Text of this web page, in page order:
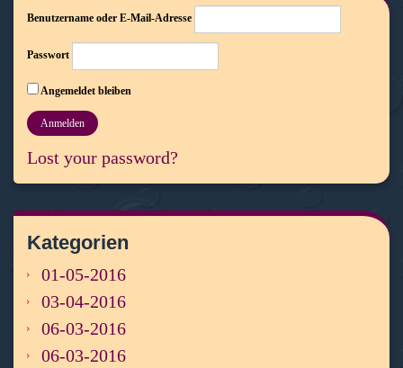
Benutzername oder E-Mail-Adresse
Passwort
Angemeldet bleiben
Lost your password?
Kategorien
01-05-2016
03-04-2016
06-03-2016
06-03-2016